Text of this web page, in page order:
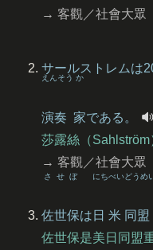
→ 客觀／社會大眾
サールストレムは
演奏
えんそう
家
か
である。
莎露絲（Sahlström
→ 客觀／社會大眾
佐世保
させぼ
は 日
にち
米
べい
同盟
どうめ
佐世保是美日同盟